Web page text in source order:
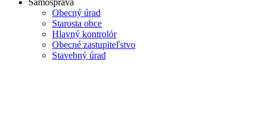
Samospráva
Obecný úrad
Starosta obce
Hlavný kontrolór
Obecné zastupiteľstvo
Stavebný úrad